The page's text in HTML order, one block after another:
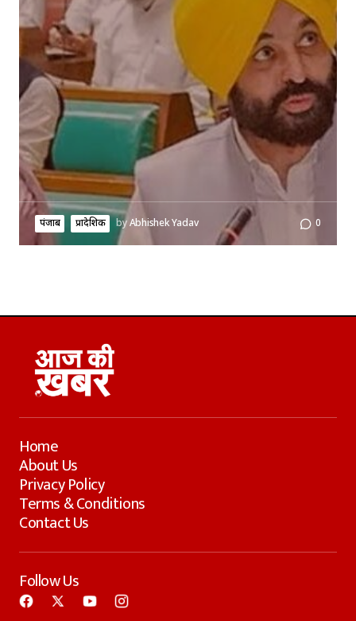
पंजाब प्रादेशिक byAbhishek Yadav 0
Home
About Us
Privacy Policy
Terms & Conditions
Contact Us
Follow Us